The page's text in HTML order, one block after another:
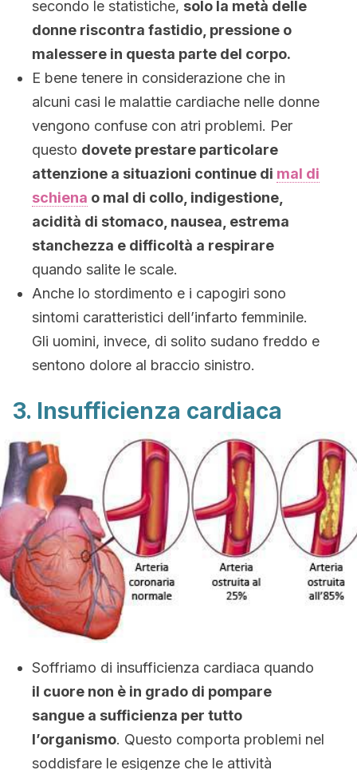
secondo le statistiche, solo la metà delle
donne riscontra fastidio, pressione o
malessere in questa parte del corpo.
E bene tenere in considerazione che in
alcuni casi le malattie cardiache nelle donne
vengono confuse con atri problemi. Per
questo dovete prestare particolare
attenzione a situazioni continue di mal di
schiena o mal di collo, indigestione,
acidità di stomaco, nausea, estrema
stanchezza e difficoltà a respirare
quando salite le scale.
Anche lo stordimento e i capogiri sono
sintomi caratteristici dell’infarto femminile.
Gli uomini, invece, di solito sudano freddo e
sentono dolore al braccio sinistro.
3. Insufficienza cardiaca
Soffriamo di insufficienza cardiaca quando
il cuore non è in grado di pompare
sangue a sufficienza per tutto
l’organismo. Questo comporta problemi nel
soddisfare le esigenze che le attività